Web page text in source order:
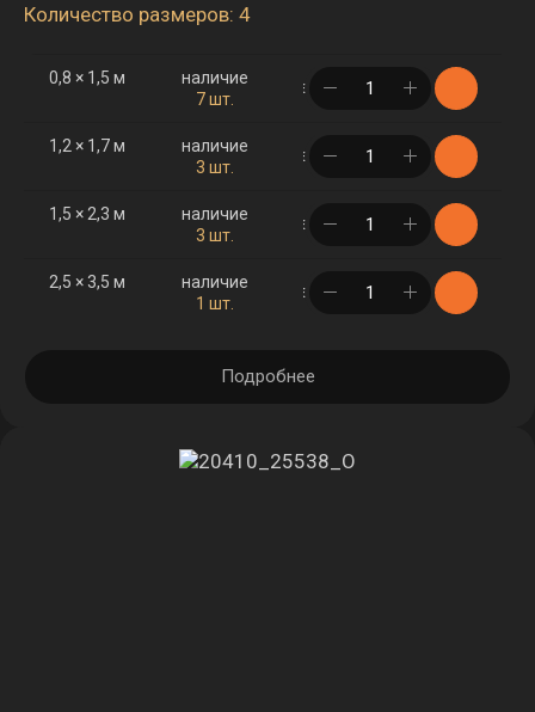
Количество размеров: 4
0,8 × 1,5 м
наличие
7 шт.
в корзине
1,2 × 1,7 м
наличие
3 шт.
в корзине
1,5 × 2,3 м
наличие
3 шт.
в корзине
2,5 × 3,5 м
наличие
1 шт.
в корзине
Подробнее